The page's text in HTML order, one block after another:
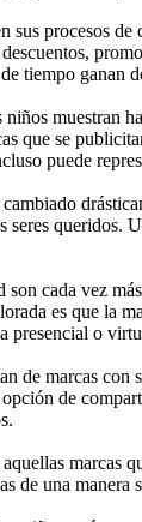
sus procesos
tiempo ganan
niños muestran
que se
puede
son cada vez
es que la
presencial o
de marcas con
de
marcas
de una